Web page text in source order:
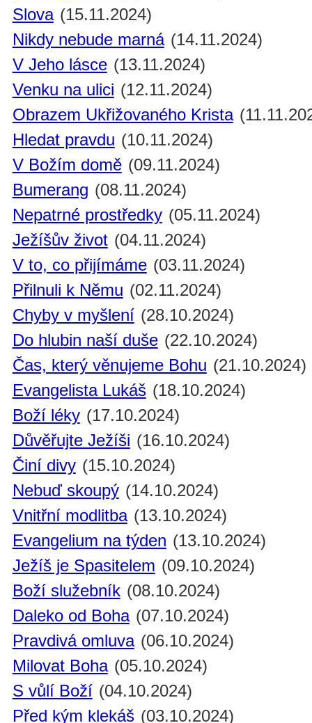
Slova (15.11.2024)
Nikdy nebude marná (14.11.2024)
V Jeho lásce (13.11.2024)
Venku na ulici (12.11.2024)
Obrazem Ukřižovaného Krista
Hledat pravdu (10.11.2024)
V Božím domě (09.11.2024)
Bumerang (08.11.2024)
Nepatrné prostředky (05.11.2024)
Ježíšův život (04.11.2024)
V to, co přijímáme (03.11.2024)
Přilnuli k Němu (02.11.2024)
Chyby v myšlení (28.10.2024)
Do hlubin naší duše (22.10.2024)
Čas, který věnujeme Bohu (21.10.2024)
Evangelista Lukáš (18.10.2024)
Boží léky (17.10.2024)
Důvěřujte Ježíši (16.10.2024)
Činí divy (15.10.2024)
Nebuď skoupý (14.10.2024)
Vnitřní modlitba (13.10.2024)
Evangelium na týden (13.10.2024)
Ježíš je Spasitelem (09.10.2024)
Boží služebník (08.10.2024)
Daleko od Boha (07.10.2024)
Pravdivá omluva (06.10.2024)
Milovat Boha (05.10.2024)
S vůlí Boží (04.10.2024)
Před kým klekáš (03.10.2024)